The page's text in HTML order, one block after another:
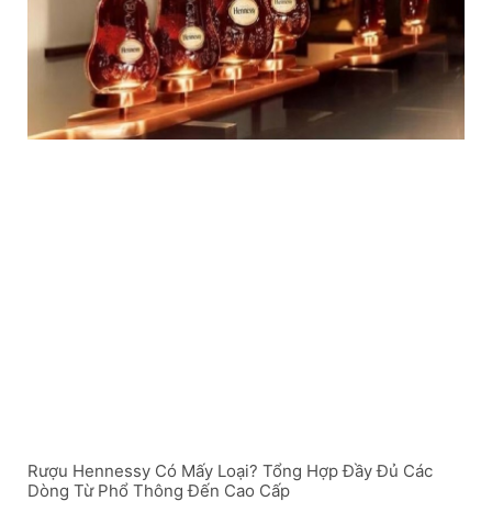
Rượu Hennessy Có Mấy Loại? Tổng Hợp Đầy Đủ Các
Dòng Từ Phổ Thông Đến Cao Cấp